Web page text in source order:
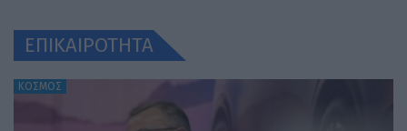
ΕΠΙΚΑΙΡΟΤΗΤΑ
ΚΟΣΜΟΣ